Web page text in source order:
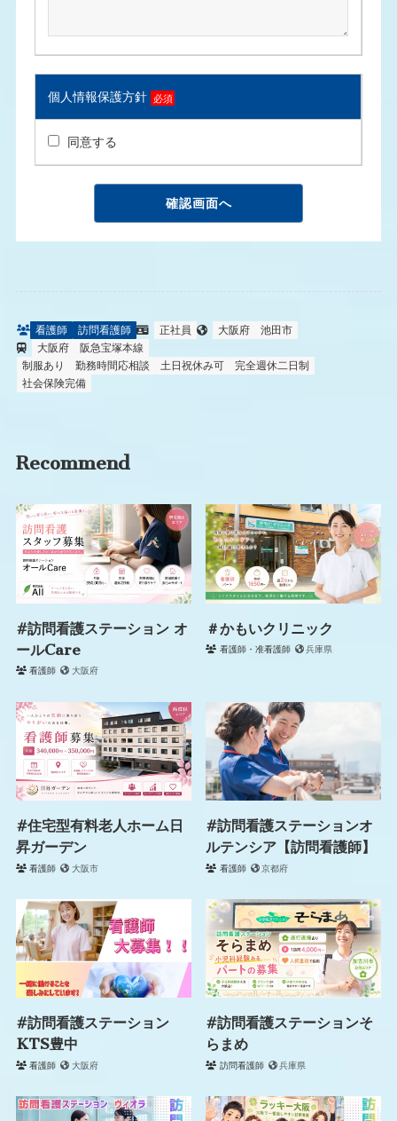
個人情報保護方針 必須
同意する
看護師 訪問看護師 正社員 大阪府
池田市
大阪府
阪急宝塚本線
制服あり
勤務時間応相談 土日祝休み可
完全週休二日制
社会保険完備
Recommend
#訪問看護ステーション オ
ールCare
看護師 大阪府
＃かもいクリニック
看護師・准看護師 兵庫県
#住宅型有料老人ホーム日
昇ガーデン
看護師 大阪市
#訪問看護ステーションオ
ルテンシア【訪問看護師】
看護師 京都府
#訪問看護ステーション
KTS豊中
看護師 大阪府
#訪問看護ステーションそ
らまめ
訪問看護師 兵庫県